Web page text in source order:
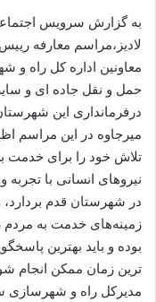
به گزارش سرویس
لادیز،مراسم معارفه
معاونین اداره کل راه و
حمل و نقل جاده ای و
درفرمانداری این
میرجاوه در این مراسم
تلاش خود را برای خدمت
نیروهای انسانی با
در شهرستان قدم بردارد،
زمینه‌های خدمت به مردم
بوده و باید بهترین
ترین زمان ممکن انجام
مدیرکل راه و شهرسازی